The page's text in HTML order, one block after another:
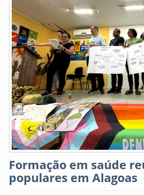
Formação em saúde
populares em Alagoas